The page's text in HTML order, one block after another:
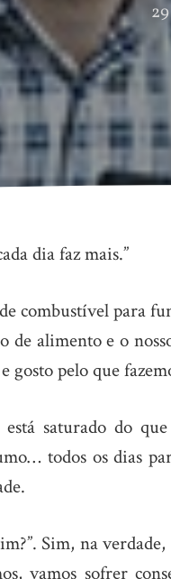
dia faz mais.”
combustível para
de alimento e o
gosto pelo que
saturado do
todos os dias
Sim, na
vamos sofrer